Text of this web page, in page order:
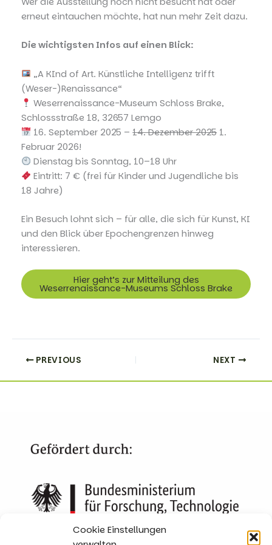
Cookie Einstellungen
erneut eintauchen möchte, hat nun mehr Zeit dazu.
Die wichtigsten Infos auf einen Blick:
„A KInd of Art. Künstliche Intelligenz trifft
(Weser-)Renaissance“
Weserrenaissance-Museum Schloss Brake,
Schlossstraße 18, 32657 Lemgo
16. September 2025 –14. Dezember 2025 1.
Februar 2026!
Dienstag bis Sonntag, 10–18 Uhr
Eintritt: 7 € (frei für Kinder und Jugendliche bis
18 Jahre)
Ein Besuch lohnt sich – für alle, die sich für Kunst, KI
und den Blick über Epochengrenzen hinweg
interessieren.
Hier geht’s zur Mitteilung des
Weserrenaissance-Museums Schloss Brake
PREVIOUS NEXT